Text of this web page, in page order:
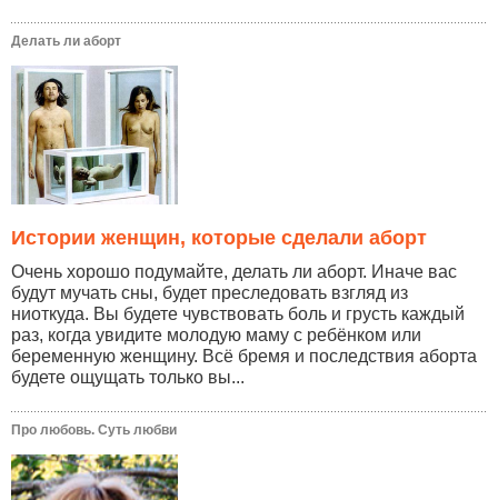
Делать ли аборт
Истории женщин, которые сделали аборт
Очень хорошо подумайте, делать ли аборт. Иначе вас
будут мучать сны, будет преследовать взгляд из
ниоткуда. Вы будете чувствовать боль и грусть каждый
раз, когда увидите молодую маму с ребёнком или
беременную женщину. Всё бремя и последствия аборта
будете ощущать только вы...
Про любовь. Суть любви